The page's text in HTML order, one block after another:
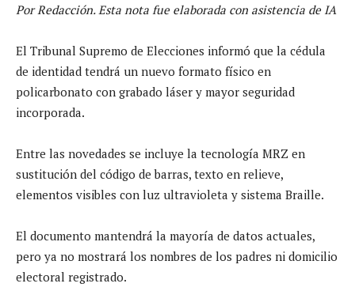
Por Redacción. Esta nota fue elaborada con asistencia de IA
El Tribunal Supremo de Elecciones informó que la cédula
de identidad tendrá un nuevo formato físico en
policarbonato con grabado láser y mayor seguridad
incorporada.
Entre las novedades se incluye la tecnología MRZ en
sustitución del código de barras, texto en relieve,
elementos visibles con luz ultravioleta y sistema Braille.
El documento mantendrá la mayoría de datos actuales,
pero ya no mostrará los nombres de los padres ni domicilio
electoral registrado.